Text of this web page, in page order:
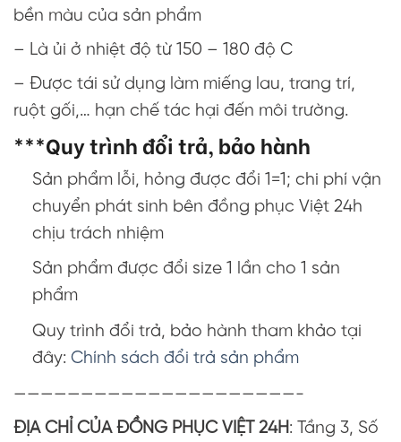
bền màu của sản phẩm
– Là ủi ở nhiệt độ từ 150 – 180 độ C
– Được tái sử dụng làm miếng lau, trang trí,
ruột gối,… hạn chế tác hại đến môi trường.
***Quy trình đổi trả, bảo hành
Sản phẩm lỗi, hỏng được đổi 1=1; chi phí vận
chuyển phát sinh bên đồng phục Việt 24h
chịu trách nhiệm
Sản phẩm được đổi size 1 lần cho 1 sản
phẩm
Quy trình đổi trả, bảo hành tham khảo tại
đây: Chính sách đổi trả sản phẩm
—————————————————————-
ĐỊA CHỈ CỦA ĐỒNG PHỤC VIỆT 24H: Tầng 3, Số